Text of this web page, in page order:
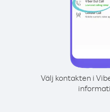
Välj kontakten i